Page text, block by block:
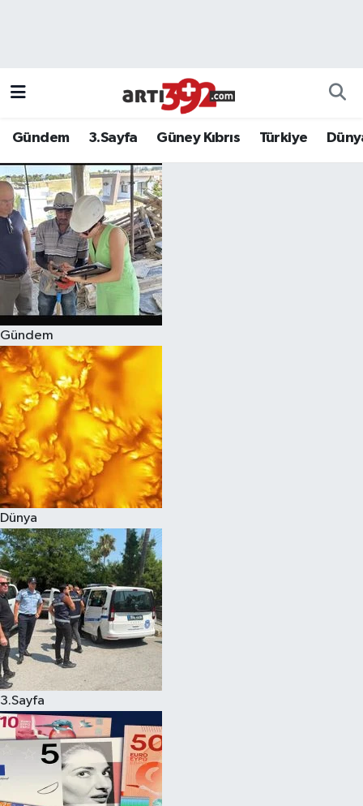
Gündem 3.Sayfa Güney Kıbrıs Türkiye
Gündem
Dünya
3.Sayfa